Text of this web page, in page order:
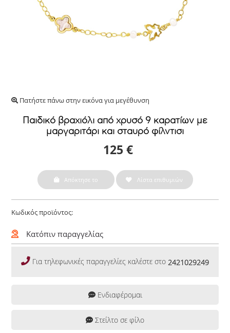
Πατήστε πάνω στην εικόνα για μεγέθυνση
Παιδικό βραχιόλι από χρυσό 9 καρατίων με
μαργαριτάρι και σταυρό φίλντισι
125 €
Απόκτησε το Λίστα επιθυμιών
Κωδικός προϊόντος:
Κατόπιν παραγγελίας
Για τηλεφωνικές παραγγελίες καλέστε στο 2421029249
Ενδιαφέρομαι
Στείλτο σε φίλο